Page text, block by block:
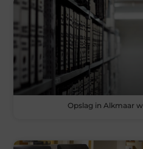
Opslag in Alkmaar